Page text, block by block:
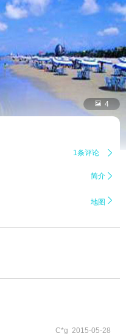
 4
1条评论 
简介 
地图 
C*g 2015-05-28